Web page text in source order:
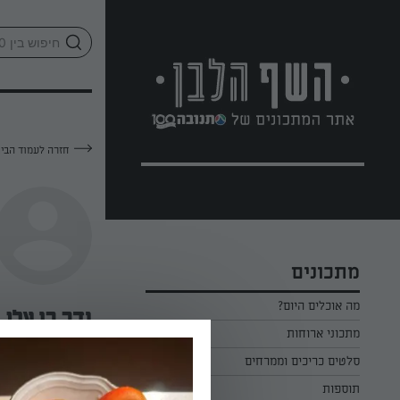
מתכונים
מה אוכלים היום?
מתכוני ארוחות
ארוחת בוקר
ארוחת צהריים
סלטים כריכים וממרחים
כל הסלטים כריכים וממרחים
תוספות
חזרה לעמוד
נדב בן אלי
—